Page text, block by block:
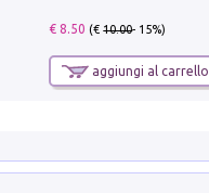
€ 8.50 (€10.00- 15%)
aggiungi al carrello